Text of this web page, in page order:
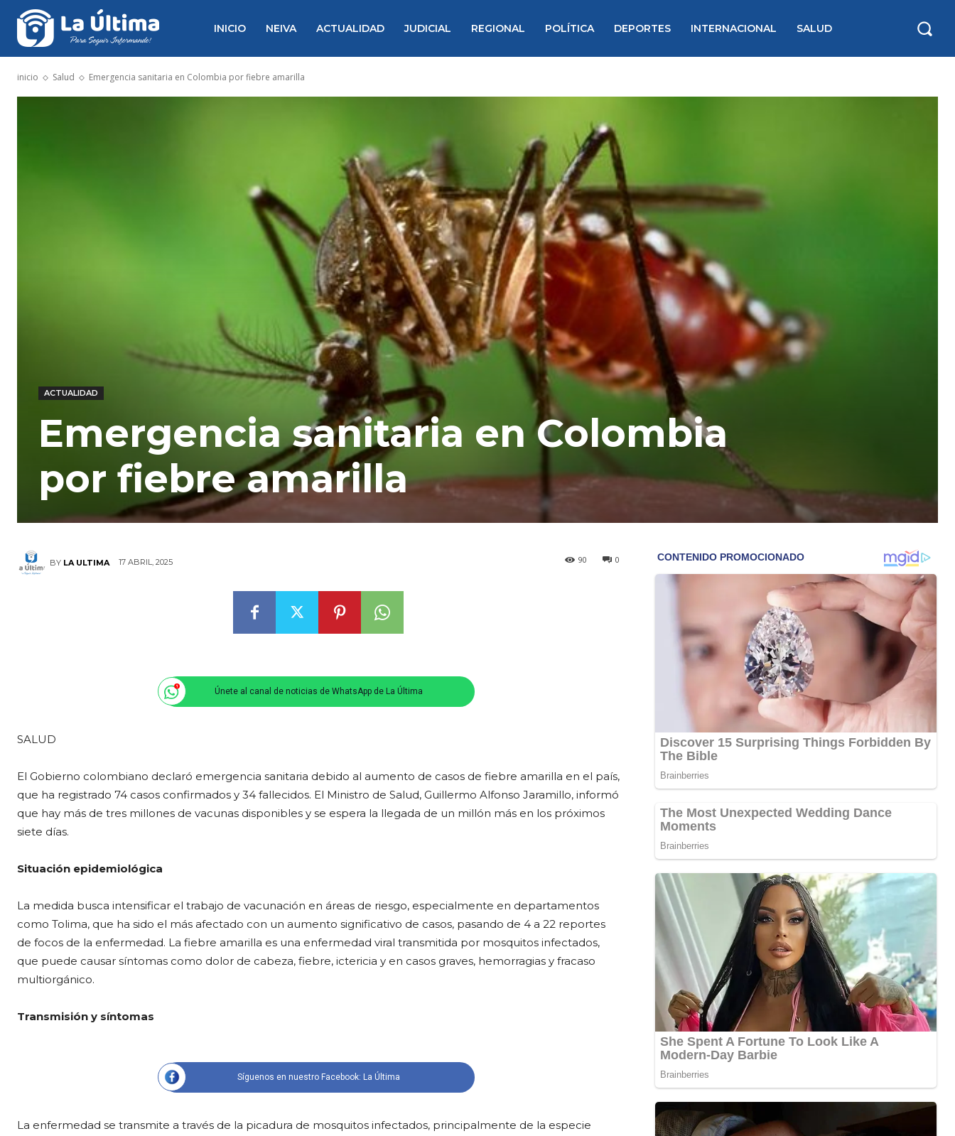
INICIO NEIVA ACTUALIDAD JUDICIAL REGIONAL POLÍTICA DEPORTES INTERNACIONAL SALUD
inicio Salud Emergencia sanitaria en Colombia por fiebre amarilla
ACTUALIDAD
Emergencia sanitaria en Colombia
por fiebre amarilla
BY LA ULTIMA 17 ABRIL, 2025 0
90
Únete al canal de noticias de WhatsApp de La Última
SALUD
El Gobierno colombiano declaró emergencia sanitaria debido al aumento de casos de fiebre amarilla en el país,
que ha registrado 74 casos confirmados y 34 fallecidos. El Ministro de Salud, Guillermo Alfonso Jaramillo, informó
que hay más de tres millones de vacunas disponibles y se espera la llegada de un millón más en los próximos
siete días.
Situación epidemiológica
La medida busca intensificar el trabajo de vacunación en áreas de riesgo, especialmente en departamentos
como Tolima, que ha sido el más afectado con un aumento significativo de casos, pasando de 4 a 22 reportes
de focos de la enfermedad. La fiebre amarilla es una enfermedad viral transmitida por mosquitos infectados,
que puede causar síntomas como dolor de cabeza, fiebre, ictericia y en casos graves, hemorragias y fracaso
multiorgánico.
Transmisión y síntomas
Síguenos en nuestro Facebook: La Última
La enfermedad se transmite a través de la picadura de mosquitos infectados, principalmente de la especie